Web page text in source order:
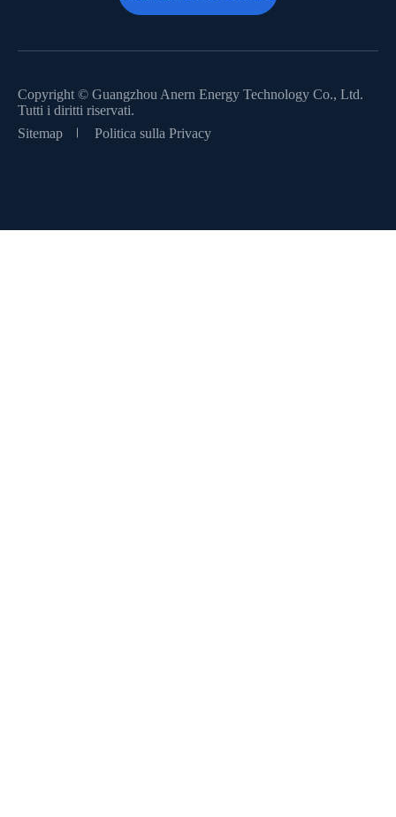
Copyright © Guangzhou Anern Energy Technology Co., Ltd.
Tutti i diritti riservati.
Sitemap
Politica sulla Privacy